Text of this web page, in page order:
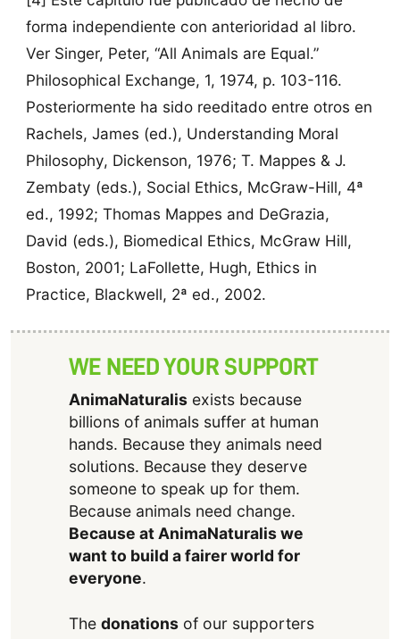
forma independiente con anterioridad al libro.
Ver Singer, Peter, “All Animals are Equal.”
Philosophical Exchange, 1, 1974, p. 103-116.
Posteriormente ha sido reeditado entre otros en
Rachels, James (ed.), Understanding Moral
Philosophy, Dickenson, 1976; T. Mappes & J.
Zembaty (eds.), Social Ethics, McGraw-Hill, 4ª
ed., 1992; Thomas Mappes and DeGrazia,
David (eds.), Biomedical Ethics, McGraw Hill,
Boston, 2001; LaFollette, Hugh, Ethics in
Practice, Blackwell, 2ª ed., 2002.
WE NEED YOUR SUPPORT
AnimaNaturalisexists because
billions of animals suffer at human
hands. Because they animals need
solutions. Because they deserve
someone to speak up for them.
Because animals need change.
Because at AnimaNaturalis we
want to build a fairer world for
everyone.
The donationsof our supporters